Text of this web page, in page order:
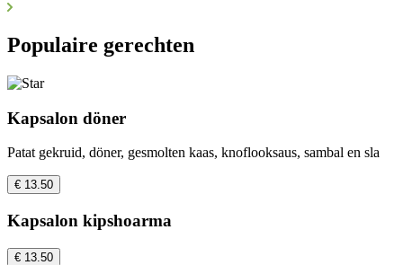
Populaire gerechten
Kapsalon döner
Patat gekruid, döner, gesmolten kaas, knoflooksaus, sambal en sla
€ 13.50
Kapsalon kipshoarma
€ 13.50